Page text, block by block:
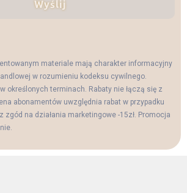
materiale mają charakter informacyjny
w rozumieniu kodeksu cywilnego.
określonych terminach. Rabaty nie łączą się z
abonamentów uwzględnia rabat w przypadku
zgód na działania marketingowe -15zł. Promocja